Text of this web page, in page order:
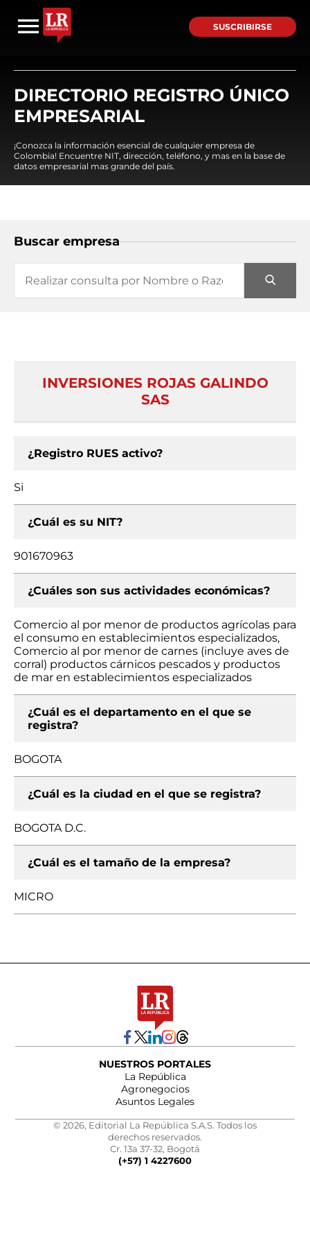
SUSCRIBIRSE
DIRECTORIO REGISTRO ÚNICO
EMPRESARIAL
¡Conozca la información esencial de cualquier empresa de
Colombia! Encuentre NIT, dirección, teléfono, y mas en la base de
datos empresarial mas grande del país.
Buscar empresa
INVERSIONES ROJAS GALINDO
SAS
¿Registro RUES activo?
Si
¿Cuál es su NIT?
901670963
¿Cuáles son sus actividades económicas?
Comercio al por menor de productos agrícolas para
el consumo en establecimientos especializados,
Comercio al por menor de carnes (incluye aves de
corral) productos cárnicos pescados y productos
de mar en establecimientos especializados
¿Cuál es el departamento en el que se
registra?
BOGOTA
¿Cuál es la ciudad en el que se registra?
BOGOTA D.C.
¿Cuál es el tamaño de la empresa?
MICRO
NUESTROS PORTALES
La República
Agronegocios
Asuntos Legales
© 2026, Editorial La República S.A.S. Todos los
derechos reservados.
Cr. 13a 37-32, Bogotá
(+57) 1 4227600